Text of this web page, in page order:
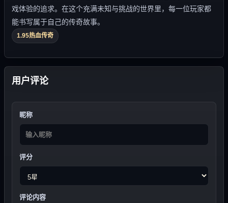
戏体验的追求。在这个充满未知与挑战的世界里，每一位玩家都
能书写属于自己的传奇故事。
1.95热血传奇
用户评论
昵称
评分
评论内容